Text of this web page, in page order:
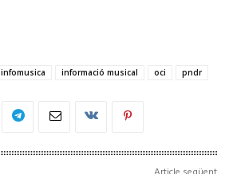
infomusica informació musical oci pndr